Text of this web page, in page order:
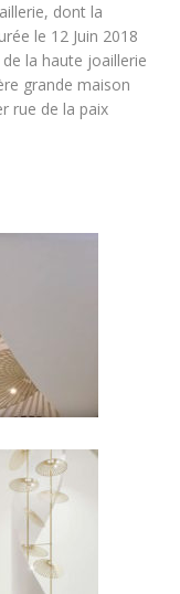
dont la
le 12 Juin 2018
la haute joaillerie
grande maison
rue de la paix